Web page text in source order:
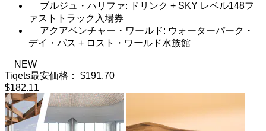
ブルジュ・ハリファ: ドリンク + SKY レベル148フ
ァストトラック入場券
アクアベンチャー・ワールド: ウォーターパーク・
デイ・パス + ロスト・ワールド水族館
NEW
Tiqets最安価格：
$191.70
$182.11